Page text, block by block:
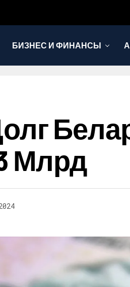
БИЗНЕС И ФИНАНСЫ
Млрд